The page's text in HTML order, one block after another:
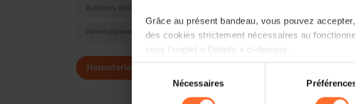
Grâce au présent bandeau, vous pouvez
des cookies strictement nécessaires au
sous l’onglet « Détails » ci-dessus.
Il est précisé que la navigation sur le site et
sociaux, sauvegarde des préférences de lecture
consentement
Nécessaires
Business development
Développement d'entreprises
Herunterladen